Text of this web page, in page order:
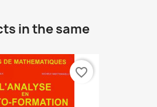
in the same
favorite_border